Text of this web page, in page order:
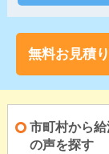
無料お見積
市町村から
の声を探す